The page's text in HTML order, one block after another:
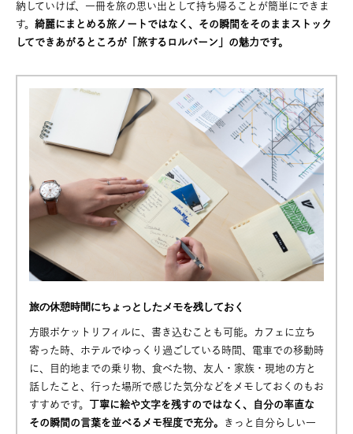
納していけば、一冊を旅の思い出として持ち帰ることが簡単にできま
す。 綺麗にまとめる旅ノートではなく、その瞬間をそのままストック
してできあがるところが「旅するロルバーン」の魅力です。
旅の休憩時間にちょっとしたメモを残しておく
方眼ポケットリフィルに、書き込むことも可能。カフェに立ち
寄った時、ホテルでゆっくり過ごしている時間、電車での移動時
に、目的地までの乗り物、食べた物、友人・家族・現地の方と
話したこと、行った場所で感じた気分などをメモしておくのもお
すすめです。 丁寧に絵や文字を残すのではなく、自分の率直な
その瞬間の言葉を並べるメモ程度で充分。
きっと自分らしい一